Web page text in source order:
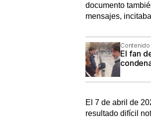
documento
mensajes,
El fan
El 7 de abril de
resultado difícil